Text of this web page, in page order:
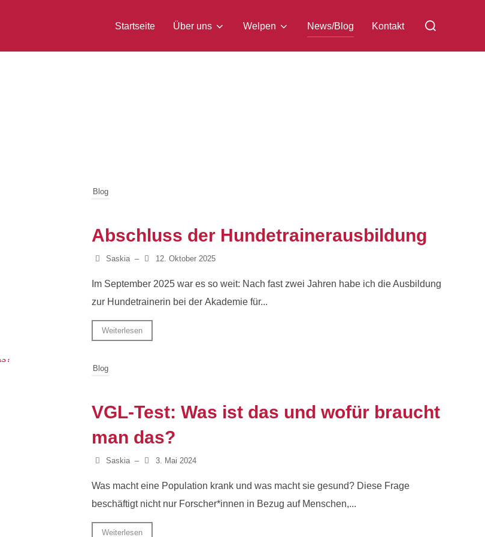
Startseite Über uns Welpen News/Blog Kontakt
Blog
Abschluss der Hundetrainerausbildung
Saskia – 12. Oktober 2025
Im September 2025 war es so weit: Nach fast zwei Jahren habe ich die Ausbildung
zur Hundetrainerin bei der Akademie für...
Weiterlesen
Blog
VGL-Test: Was ist das und wofür braucht
man das?
Saskia – 3. Mai 2024
Was macht eine Population krank und was macht sie gesund? Diese Frage
beschäftigt nicht nur Forscher*innen in Bezug auf Menschen,...
Weiterlesen